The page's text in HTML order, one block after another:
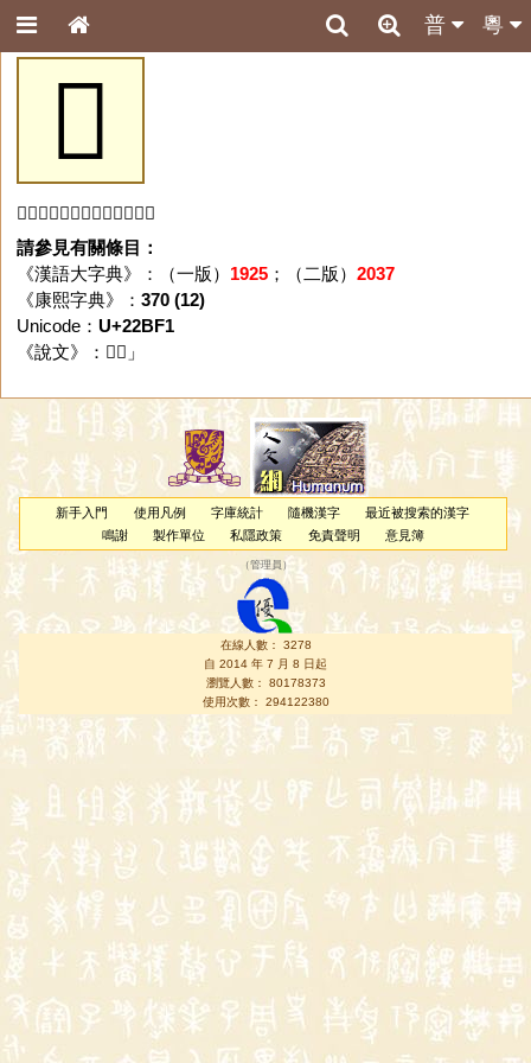
粵
普
𢯱
「𢯱」字未收錄於本資料庫。
請參見有關條目：
《漢語大字典》：（一版） 1925；（二版） 2037
《康熙字典》： 370 (12)
Unicode： U+22BF1
《說文》：「 𢯱 」
新手入門 使用凡例 字庫統計 隨機漢字
最近被搜索的漢字
鳴謝
製作單位 私隱政策 免責聲明 意見簿
（管理員 ）
在線人數： 3278
自 2014 年 7 月 8 日起
瀏覽人數： 80178373
使用次數： 294122380